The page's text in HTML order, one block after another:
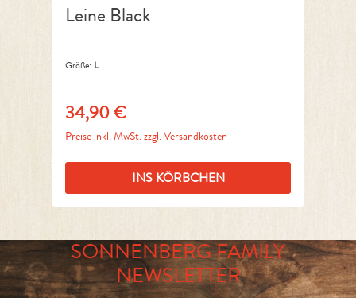
Leine Black
Größe: L
Regulärer Preis:
34,90 €
Preise inkl. MwSt. zzgl. Versandkosten
INS KÖRBCHEN
SONNENBERG FAMILY
NEWSLETTER